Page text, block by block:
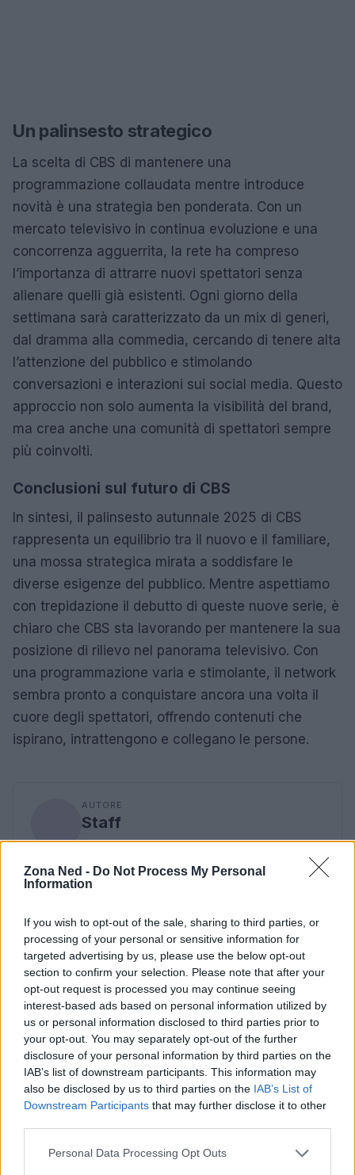
Zona Ned - Do Not Process My Personal
Information
If you wish to opt-out of the sale, sharing to third parties, or
processing of your personal or sensitive information for
targeted advertising by us, please use the below opt-out
section to confirm your selection. Please note that after your
opt-out request is processed you may continue seeing
interest-based ads based on personal information utilized by
us or personal information disclosed to third parties prior to
your opt-out. You may separately opt-out of the further
disclosure of your personal information by third parties on the
IAB’s list of downstream participants. This information may
also be disclosed by us to third parties on the IAB’s List of
Downstream Participants that may further disclose it to other
Please note that this website/app uses one or more Google
Personal Data Processing Opt Outs
Un palinsesto strategico
La scelta di CBS di mantenere una
programmazione collaudata mentre introduce
novità è una strategia ben ponderata. Con un
mercato televisivo in continua evoluzione e una
concorrenza agguerrita, la rete ha compreso
l’importanza di attrarre nuovi spettatori senza
alienare quelli già esistenti. Ogni giorno della
settimana sarà caratterizzato da un mix di generi,
dal dramma alla commedia, cercando di tenere alta
l’attenzione del pubblico e stimolando
conversazioni e interazioni sui social media. Questo
approccio non solo aumenta la visibilità del brand,
ma crea anche una comunità di spettatori sempre
più coinvolti.
Conclusioni sul futuro di CBS
In sintesi, il palinsesto autunnale 2025 di CBS
rappresenta un equilibrio tra il nuovo e il familiare,
una mossa strategica mirata a soddisfare le
diverse esigenze del pubblico. Mentre aspettiamo
con trepidazione il debutto di queste nuove serie, è
chiaro che CBS sta lavorando per mantenere la sua
posizione di rilievo nel panorama televisivo. Con
una programmazione varia e stimolante, il network
sembra pronto a conquistare ancora una volta il
cuore degli spettatori, offrendo contenuti che
ispirano, intrattengono e collegano le persone.
AUTORE
Staff